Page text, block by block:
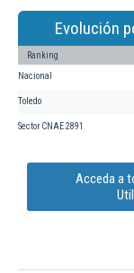
Evolución
Ranking
Nacional
Toledo
Sector CNAE 2891
Acceda a